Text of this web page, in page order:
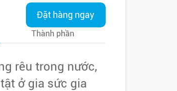
Đặt hàng ngay
Thành phần
rêu trong nước,
ở gia sức gia